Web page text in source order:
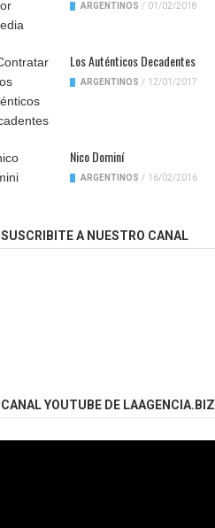
ARGENTINOS / 01/02/2018
Los Auténticos Decadentes
ARGENTINOS / 12/01/2017
Nico Dominí
ARGENTINOS / 16/02/2016
SUSCRIBITE A NUESTRO CANAL
CANAL YOUTUBE DE LAAGENCIA.BIZ